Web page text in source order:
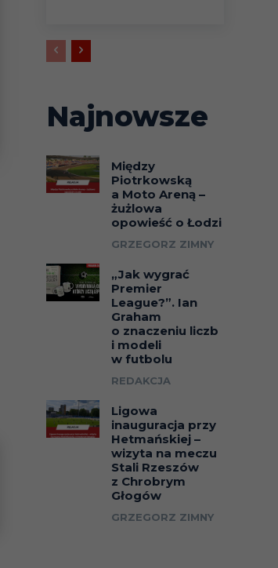
Najnowsze
Między
Piotrkowską
a Moto Areną –
żużlowa
opowieść o Łodzi
GRZEGORZ ZIMNY
„Jak wygrać
Premier
League?”. Ian
Graham
o znaczeniu liczb
i modeli
w futbolu
REDAKCJA
Ligowa
inauguracja przy
Hetmańskiej –
wizyta na meczu
Stali Rzeszów
z Chrobrym
Głogów
GRZEGORZ ZIMNY